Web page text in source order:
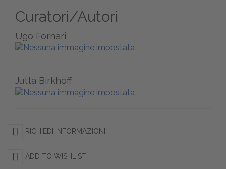
Curatori/Autori
Ugo Fornari
Jutta Birkhoff
RICHIEDI INFORMAZIONI
ADD TO WISHLIST